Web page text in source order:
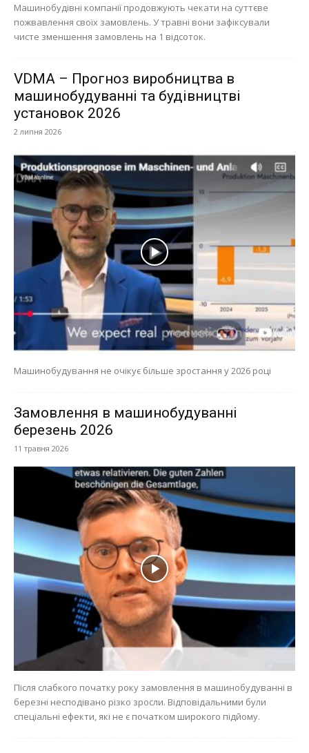
Машинобудівні компанії продовжують чекати на суттєве
пожвавлення своїх замовлень. У травні вони зафіксували
чисте зменшення замовлень на 1 відсоток.
VDMA – Прогноз виробництва в
машинобудуванні та будівництві
установок 2026
2 липня 2026
Машинобудування не очікує більше зростання у 2026 році
Замовлення в машинобудуванні
березень 2026
11 травня 2026
Після слабкого початку року замовлення в машинобудуванні в
березні несподівано різко зросли. Відповідальними були
спеціальні ефекти, які не є початком широкого підйому.